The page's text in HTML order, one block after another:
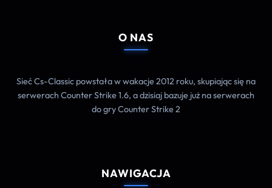
O NAS
Sieć Cs-Classic powstała w wakacje 2012 roku, skupiając się na
serwerach Counter Strike 1.6, a dzisiaj bazuje już na serwerach
do gry Counter Strike 2
NAWIGACJA